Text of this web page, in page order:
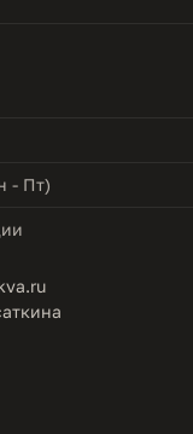
- Пт)